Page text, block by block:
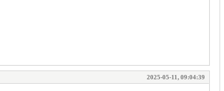
2025-05-11, 09:04:39